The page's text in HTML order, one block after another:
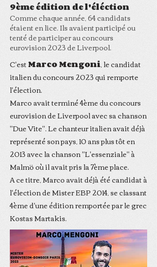
9ème édition de l'éléction
Comme chaque année, 64 candidats
étaient en lice. Ils avaient participé ou
tenté de participer au concours
eurovision 2023 de Liverpool.
C'estMarco Mengoni, le candidat
italien du concours 2023 qui remporte
l'élection.
Marco avait terminé 4ème du concours
eurovision de Liverpool avec sa chanson
"Due Vite". Le chanteur italien avait déjà
représenté son pays, 10 ans plus tôt en
2013 avec la chanson "L'essenziale" à
Malmö où il avait pris la 7ème place.
A ce titre, Marco avait déjà été candidat à
l'élection de Mister EBP 2014, se classant
4ème d'une édition remportée par le grec
Kostas Martakis.